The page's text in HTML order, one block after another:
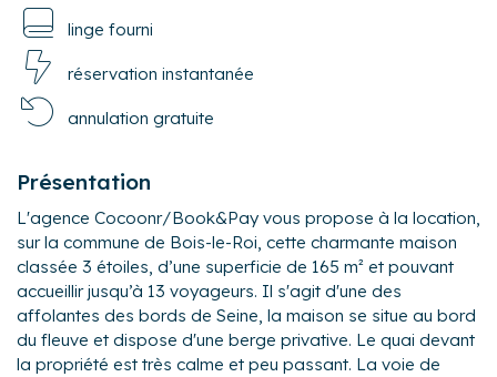
linge fourni
réservation instantanée
annulation gratuite
Présentation
L'agence Cocoonr/Book&Pay vous propose à la location,
sur la commune de Bois-le-Roi, cette charmante maison
classée 3 étoiles, d’une superficie de 165 m² et pouvant
accueillir jusqu’à 13 voyageurs. Il s'agit d'une des
affolantes des bords de Seine, la maison se situe au bord
du fleuve et dispose d'une berge privative. Le quai devant
la propriété est très calme et peu passant. La voie de